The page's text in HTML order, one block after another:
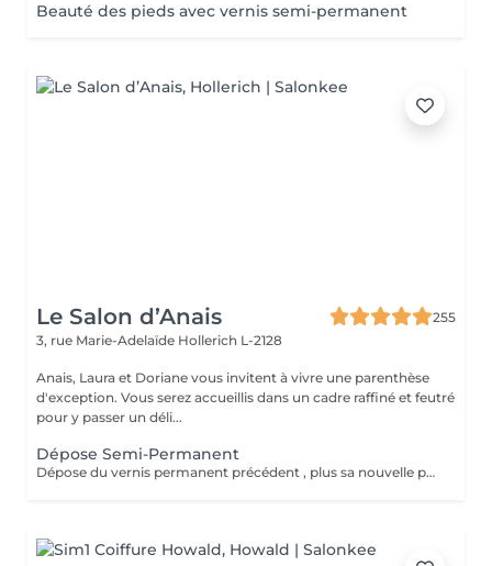
Beauté des pieds avec vernis semi-permanent
Le Salon d’Anais
255
3, rue Marie-Adelaïde Hollerich L-2128
Anais, Laura et Doriane vous invitent à vivre une parenthèse
d'exception. Vous serez accueillis dans un cadre raffiné et feutré
pour y passer un déli...
Dépose Semi-Permanent
Dépose du vernis permanent précédent , plus sa nouvelle pose de couleur. Votre vernis permanent sera retiré délicatement avec un produit spécifique pour ne pas abimer vos ongles.